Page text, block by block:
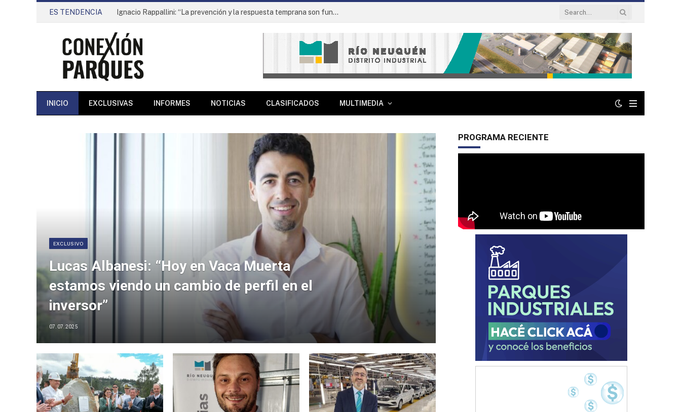
ES TENDENCIA Ignacio Rappallini: “La prevención y la respuesta temprana son fundamentales en un parque industrial”
INICIO EXCLUSIVAS INFORMES NOTICIAS CLASIFICADOS MULTIMEDIA
EXCLUSIVO
Lucas Albanesi: “Hoy en Vaca Muerta
estamos viendo un cambio de perfil en el
inversor”
07.07.2025
PROGRAMA RECIENTE